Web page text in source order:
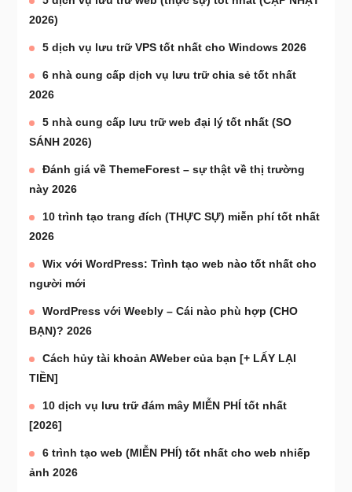
2026)
5 dịch vụ lưu trữ VPS tốt nhất cho Windows 2026
6 nhà cung cấp dịch vụ lưu trữ chia sẻ tốt nhất
2026
5 nhà cung cấp lưu trữ web đại lý tốt nhất (SO
SÁNH 2026)
Đánh giá về ThemeForest – sự thật về thị trường
này 2026
10 trình tạo trang đích (THỰC SỰ) miễn phí tốt nhất
2026
Wix với WordPress: Trình tạo web nào tốt nhất cho
người mới
WordPress với Weebly – Cái nào phù hợp (CHO
BẠN)? 2026
Cách hủy tài khoản AWeber của bạn [+ LẤY LẠI
TIỀN]
10 dịch vụ lưu trữ đám mây MIỄN PHÍ tốt nhất
[2026]
6 trình tạo web (MIỄN PHÍ) tốt nhất cho web nhiếp
ảnh 2026